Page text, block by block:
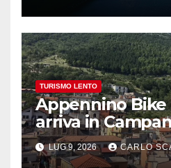
TURISMO LENTO
Appennino Bike
arriva in
appuntamento
Agricola
LUG 9, 2026 CARLO